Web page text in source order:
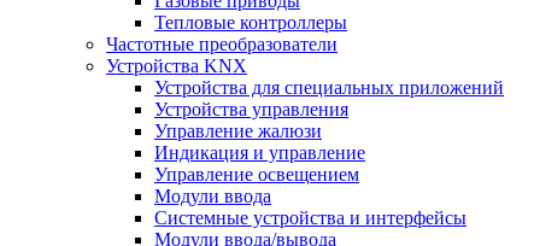
Тепловые контроллеры
Частотные преобразователи
Устройства KNX
Устройства для специальных приложений
Устройства управления
Управление жалюзи
Индикация и управление
Управление освещением
Модули ввода
Системные устройства и интерфейсы
Модули ввода/вывода